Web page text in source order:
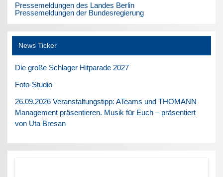
Pressemeldungen des Landes Berlin
Pressemeldungen der Bundesregierung
News Ticker
Die große Schlager Hitparade 2027
Foto-Studio
26.09.2026 Veranstaltungstipp: ATeams und THOMANN
Management präsentieren. Musik für Euch – präsentiert
von Uta Bresan